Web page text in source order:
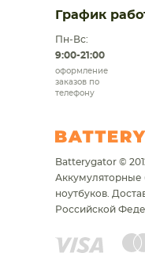
График
Пн-Вс:
9:00-21:00
оформление
заказов по
телефону
Batterygator ©
Аккумуляторные
ноутбуков.
Российской